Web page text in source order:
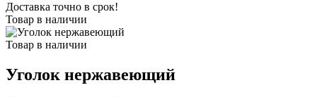
Доставка точно в срок!
Товар в наличии
Товар в наличии
Уголок нержавеющий